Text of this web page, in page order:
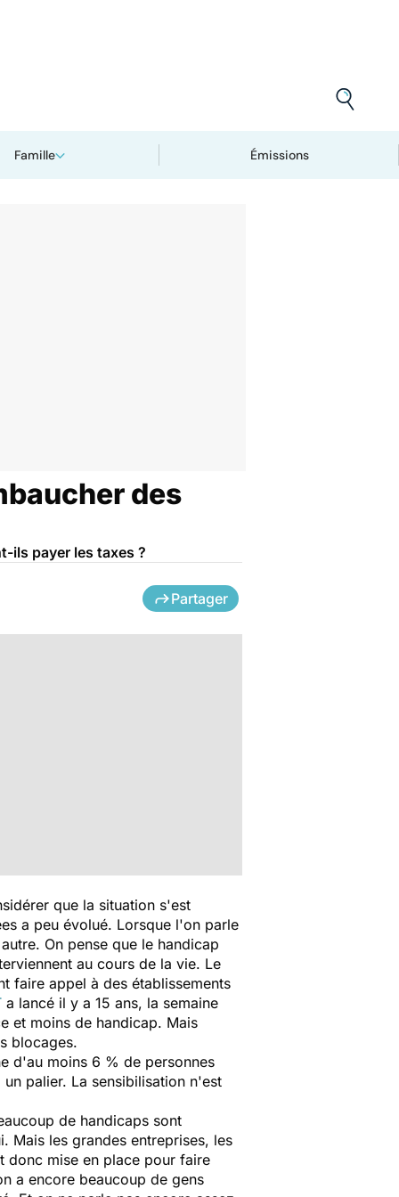
Famille Émissions
des
ils payer les taxes ?
Partager
que la situation s'est
a peu évolué. Lorsque l'on parle
On pense que le handicap
au cours de la vie. Le
faire appel à des établissements
a lancé il y a 15 ans, la semaine
et moins de handicap. Mais
blocages.
d'au moins 6 % de personnes
palier. La sensibilisation n'est
de handicaps sont
Mais les grandes entreprises, les
donc mise en place pour faire
a encore beaucoup de gens